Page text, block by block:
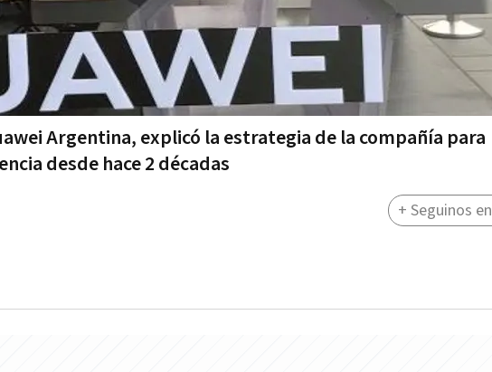
Argentina, explicó la estrategia de la compañía para
desde hace 2 décadas
+ Seguinos en